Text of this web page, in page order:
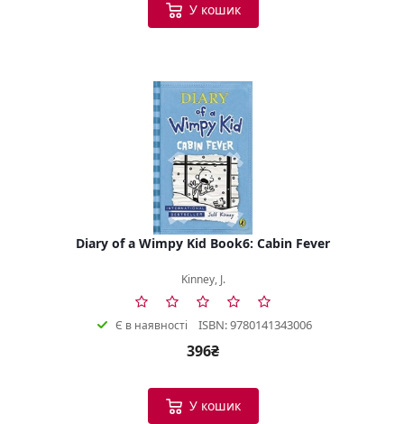
У кошик
Diary of a Wimpy Kid Book6: Cabin Fever
Kinney, J.
Є в наявності ISBN: 9780141343006
396₴
У кошик